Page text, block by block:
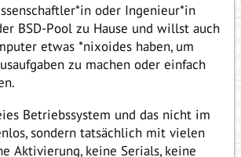
oder Ingenieur*in
BSD-Pool zu Hause und willst auch
etwas *nixoides haben, um
zu machen oder einfach
Betriebssystem und das nicht im
sondern tatsächlich mit vielen
Aktivierung, keine Serials, keine